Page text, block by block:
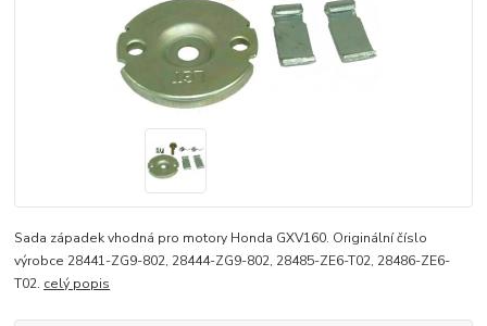
Sada západek vhodná pro motory Honda GXV160. Originální číslo
výrobce 28441-ZG9-802, 28444-ZG9-802, 28485-ZE6-T02, 28486-ZE6-
T02. celý popis